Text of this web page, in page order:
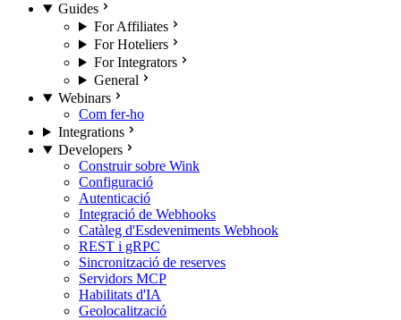
Guides
For Affiliates
For Hoteliers
For Integrators
General
Webinars
Com fer-ho
Integrations
Developers
Construir sobre Wink
Configuració
Autenticació
Integració de Webhooks
Catàleg d'Esdeveniments Webhook
REST i gRPC
Sincronització de reserves
Servidors MCP
Habilitats d'IA
Geolocalització